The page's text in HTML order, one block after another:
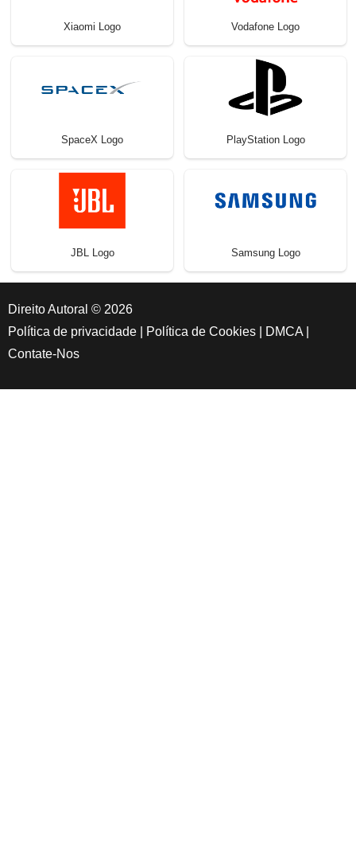
Xiaomi Logo Vodafone Logo
SpaceX Logo PlayStation Logo
JBL Logo Samsung Logo
Direito Autoral © 2026
Política de privacidade
Política de Cookies DMCA
Contate-Nos